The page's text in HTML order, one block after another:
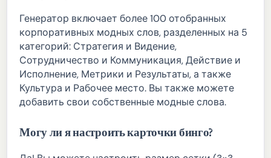
Генератор включает более 100 отобранных
корпоративных модных слов, разделенных на 5
категорий: Стратегия и Видение,
Сотрудничество и Коммуникация, Действие и
Исполнение, Метрики и Результаты, а также
Культура и Рабочее место. Вы также можете
добавить свои собственные модные слова.
Могу ли я настроить карточки бинго?